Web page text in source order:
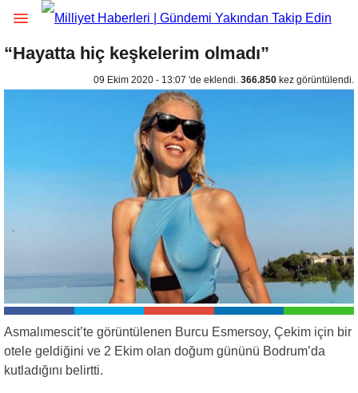
“Hayatta hiç keşkelerim olmadı”
09 Ekim 2020 - 13:07 'de eklendi. 366.850 kez görüntülendi.
Asmalımescit’te görüntülenen Burcu Esmersoy, Çekim için bir
otele geldiğini ve 2 Ekim olan doğum gününü Bodrum’da
kutladığını belirtti.